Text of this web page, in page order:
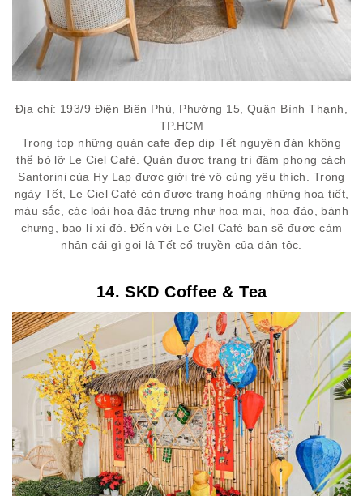
Địa chỉ: 193/9 Điện Biên Phủ, Phường 15, Quận Bình Thạnh,
TP.HCM
Trong top những quán cafe đẹp dịp Tết nguyên đán không
thể bỏ lỡ Le Ciel Café. Quán được trang trí đậm phong cách
Santorini của Hy Lạp được giới trẻ vô cùng yêu thích. Trong
ngày Tết, Le Ciel Café còn được trang hoàng những họa tiết,
màu sắc, các loài hoa đặc trưng như hoa mai, hoa đào, bánh
chưng, bao lì xì đỏ. Đến với Le Ciel Café bạn sẽ được cảm
nhận cái gì gọi là Tết cổ truyền của dân tộc.
14. SKD Coffee & Tea